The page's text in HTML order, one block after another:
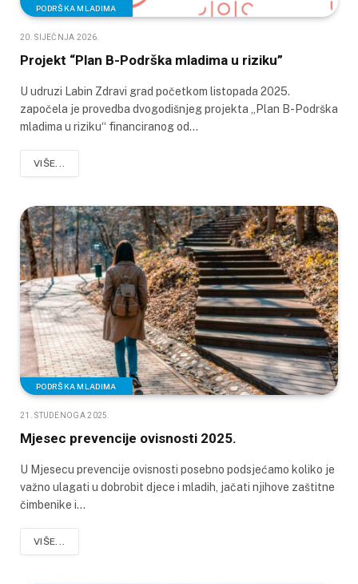
PODRŠKA MLADIMA
20. SIJEČNJA 2026.
Projekt “Plan B-Podrška mladima u riziku”
U udruzi Labin Zdravi grad početkom listopada 2025.
započela je provedba dvogodišnjeg projekta „Plan B-Podrška
mladima u riziku“ financiranog od…
VIŠE...
PODRŠKA MLADIMA
21. STUDENOGA 2025.
Mjesec prevencije ovisnosti 2025.
U Mjesecu prevencije ovisnosti posebno podsjećamo koliko je
važno ulagati u dobrobit djece i mladih, jačati njihove zaštitne
čimbenike i…
VIŠE...